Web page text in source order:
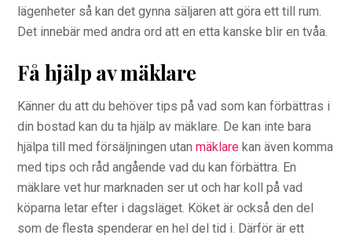
lägenheter så kan det gynna säljaren att göra ett till rum.
Det innebär med andra ord att en etta kanske blir en tvåa.
Få hjälp av mäklare
Känner du att du behöver tips på vad som kan förbättras i
din bostad kan du ta hjälp av mäklare. De kan inte bara
hjälpa till med försäljningen utanmäklare kan även komma
med tips och råd angående vad du kan förbättra. En
mäklare vet hur marknaden ser ut och har koll på vad
köparna letar efter i dagsläget. Köket är också den del
som de flesta spenderar en hel del tid i. Därför är ett